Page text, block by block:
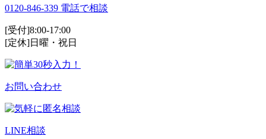
0120-846-339 電話で相談
[受付]8:00-17:00
[定休]日曜・祝日
お問い合わせ
LINE相談